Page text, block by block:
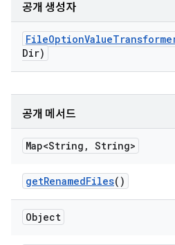
공개 생성자
FileOptionValue
Dir)
공개 메서드
Map<String , String>
getRenamedFiles()
Object